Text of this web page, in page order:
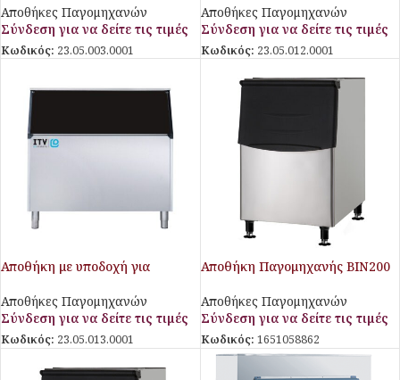
Αποθήκες Παγομηχανών
Σύνδεση για να δείτε τις τιμές
Κωδικός: 23.05.003.0001
Αποθήκες Παγομηχανών
Σύνδεση για να δείτε τις τιμές
Κωδικός: 23.05.012.0001
Αποθήκη με υποδοχή για
Αποθήκες Παγομηχανών
Σύνδεση για να δείτε τις τιμές
Κωδικός: 23.05.013.0001
Αποθήκη Παγομηχανής BIN200
Αποθήκες Παγομηχανών
Σύνδεση για να δείτε τις τιμές
Κωδικός: 1651058862